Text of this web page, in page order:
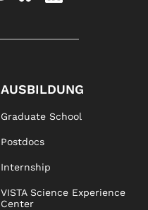
AUSBILDUNG
Graduate School
Postdocs
Internship
VISTA Science Experience
Center